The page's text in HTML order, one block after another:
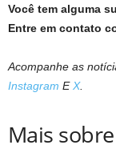
Você tem alguma
Entre em contato
Acompanhe as
Instagram E X.
Mais